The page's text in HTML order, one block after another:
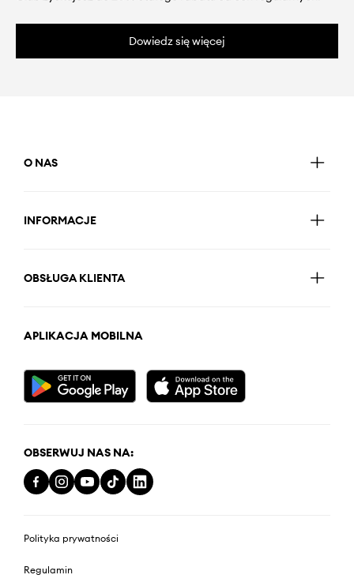
Dowiedz się więcej
O NAS
INFORMACJE
OBSŁUGA KLIENTA
APLIKACJA MOBILNA
OBSERWUJ NAS NA:
Polityka prywatności
Regulamin